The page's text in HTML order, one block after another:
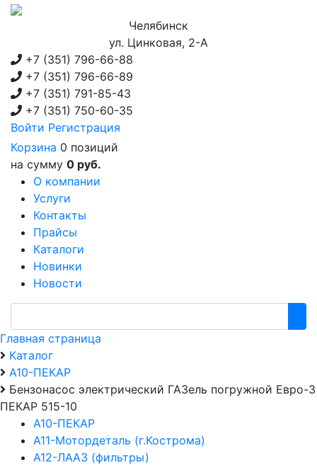
Челябинск
ул. Цинковая, 2-А
+7 (351) 796-66-88
+7 (351) 796-66-89
+7 (351) 791-85-43
+7 (351) 750-60-35
Войти Регистрация
Корзина 0 позиций
на сумму 0 руб.
О компании
Услуги
Контакты
Прайсы
Каталоги
Новинки
Новости
Главная страница
Каталог
А10-ПЕКАР
Бензонасос электрический ГАЗель погружной Евро-3
ПЕКАР 515-10
А10-ПЕКАР
А11-Мотордеталь (г.Кострома)
А12-ЛААЗ (фильтры)